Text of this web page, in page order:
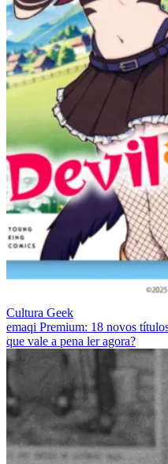
Cultura Geek
emaqi Premium: 18 novos
que vale a pena ler agora?